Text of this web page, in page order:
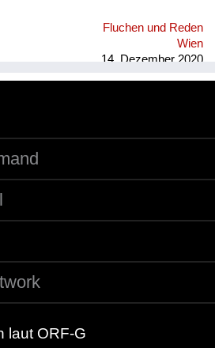
Fluchen und Reden
Wien
14. Dezember 2020
laut ORF-G